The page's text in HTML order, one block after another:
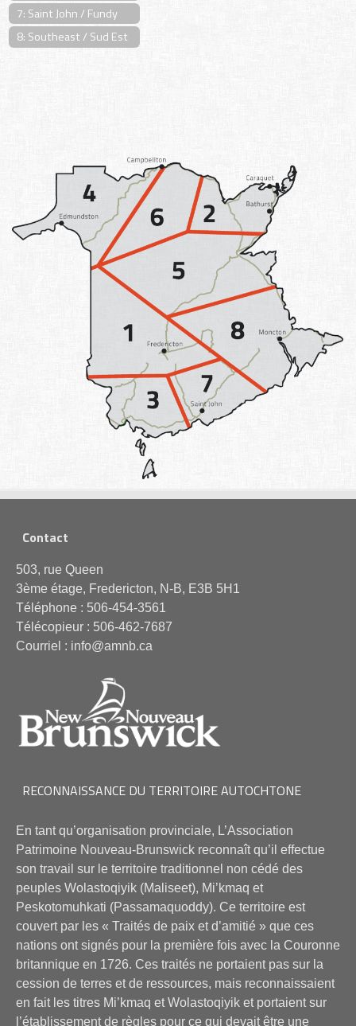
7: Saint John / Fundy
8: Southeast / Sud Est
Contact
503, rue Queen
3ème étage, Fredericton, N-B, E3B 5H1
Téléphone : 506-454-3561
Télécopieur : 506-462-7687
Courriel : info@amnb.ca
RECONNAISSANCE DU TERRITOIRE AUTOCHTONE
En tant qu’organisation provinciale, L’Association
Patrimoine Nouveau-Brunswick reconnaît qu’il effectue
son travail sur le territoire traditionnel non cédé des
peuples Wolastoqiyik (Maliseet), Mi’kmaq et
Peskotomuhkati (Passamaquoddy). Ce territoire est
couvert par les « Traités de paix et d’amitié » que ces
nations ont signés pour la première fois avec la Couronne
britannique en 1726. Ces traités ne portaient pas sur la
cession de terres et de ressources, mais reconnaissaient
en fait les titres Mi’kmaq et Wolastoqiyik et portaient sur
l’établissement de règles pour ce qui devait être une